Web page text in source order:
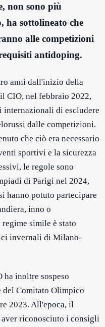
non sono più
ha sottolineato che
alle competizioni
antidoping.
anni dall'inizio della
CIO, nel febbraio 2022,
internazionali di escludere
dalle competizioni.
che ciò era necessario
sportivi e la sicurezza
le regole sono
di Parigi nel 2024,
hanno potuto partecipare
inno o
simile è stato
invernali di Milano-
ha inoltre sospeso
del Comitato Olimpico
2023. All'epoca, il
aver riconosciuto i consigli